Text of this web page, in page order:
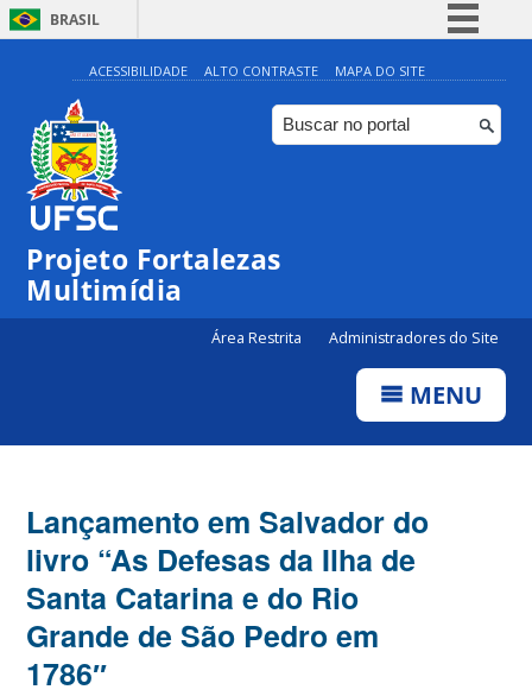
BRASIL
Simplifique!
Comunica BR
Participe
ACESSIBILIDADE ALTO CONTRASTE MAPA DO SITE
Projeto Fortalezas
Multimídia
Área Restrita Administradores do Site
MENU
Lançamento em Salvador do
livro “As Defesas da Ilha de
Santa Catarina e do Rio
Grande de São Pedro em
1786″